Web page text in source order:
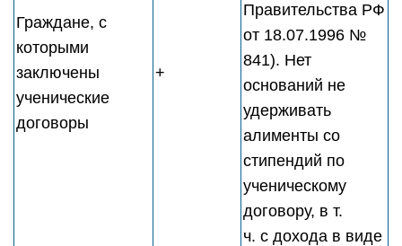
Граждане, с
которыми
заключены
ученические
договоры
+
Правительства РФ
от 18.07.1996 №
841). Нет
оснований не
удерживать
алименты со
стипендий по
ученическому
договору, в т.
ч. с дохода в виде